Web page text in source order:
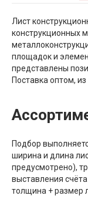
Лист
конструкционных
площадок и
представлены
Поставка оптом, из
Подбор
ширина и длина
предусмотрено),
выставления
толщина + размер